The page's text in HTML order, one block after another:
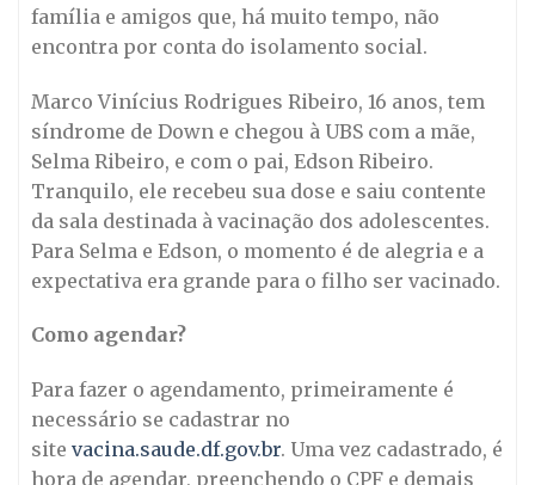
família e amigos que, há muito tempo, não
encontra por conta do isolamento social.
Marco Vinícius Rodrigues Ribeiro, 16 anos, tem
síndrome de Down e chegou à UBS com a mãe,
Selma Ribeiro, e com o pai, Edson Ribeiro.
Tranquilo, ele recebeu sua dose e saiu contente
da sala destinada à vacinação dos adolescentes.
Para Selma e Edson, o momento é de alegria e a
expectativa era grande para o filho ser vacinado.
Como agendar?
Para fazer o agendamento, primeiramente é
necessário se cadastrar no
site vacina.saude.df.gov.br. Uma vez cadastrado, é
hora de agendar, preenchendo o CPF e demais